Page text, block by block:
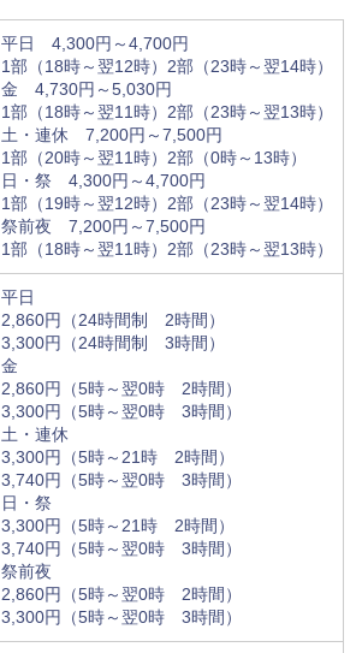
平日 4,300円～4,700円
1部（18時～翌12時）2部（23時～翌14時）
金 4,730円～5,030円
1部（18時～翌11時）2部（23時～翌13時）
土・連休 7,200円～7,500円
1部（20時～翌11時）2部（0時～13時）
日・祭 4,300円～4,700円
1部（19時～翌12時）2部（23時～翌14時）
祭前夜 7,200円～7,500円
1部（18時～翌11時）2部（23時～翌13時）
平日
2,860円（24時間制 2時間）
3,300円（24時間制 3時間）
金
2,860円（5時～翌0時 2時間）
3,300円（5時～翌0時 3時間）
土・連休
3,300円（5時～21時 2時間）
3,740円（5時～翌0時 3時間）
日・祭
3,300円（5時～21時 2時間）
3,740円（5時～翌0時 3時間）
祭前夜
2,860円（5時～翌0時 2時間）
3,300円（5時～翌0時 3時間）